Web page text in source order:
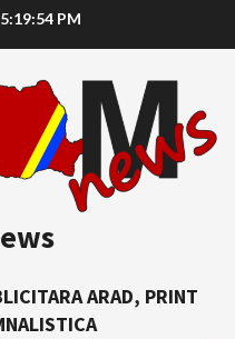
5:19:55 PM
ARAD, PRINT